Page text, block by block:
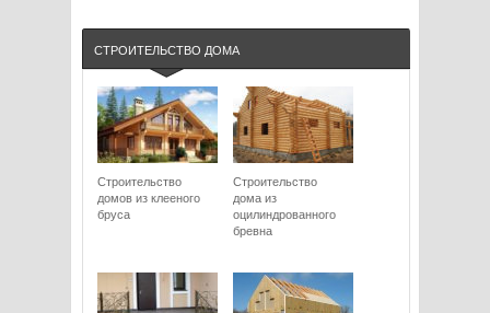
СТРОИТЕЛЬСТВО ДОМА
Строительство
домов из клееного
бруса
Строительство
дома из
оцилиндрованного
бревна